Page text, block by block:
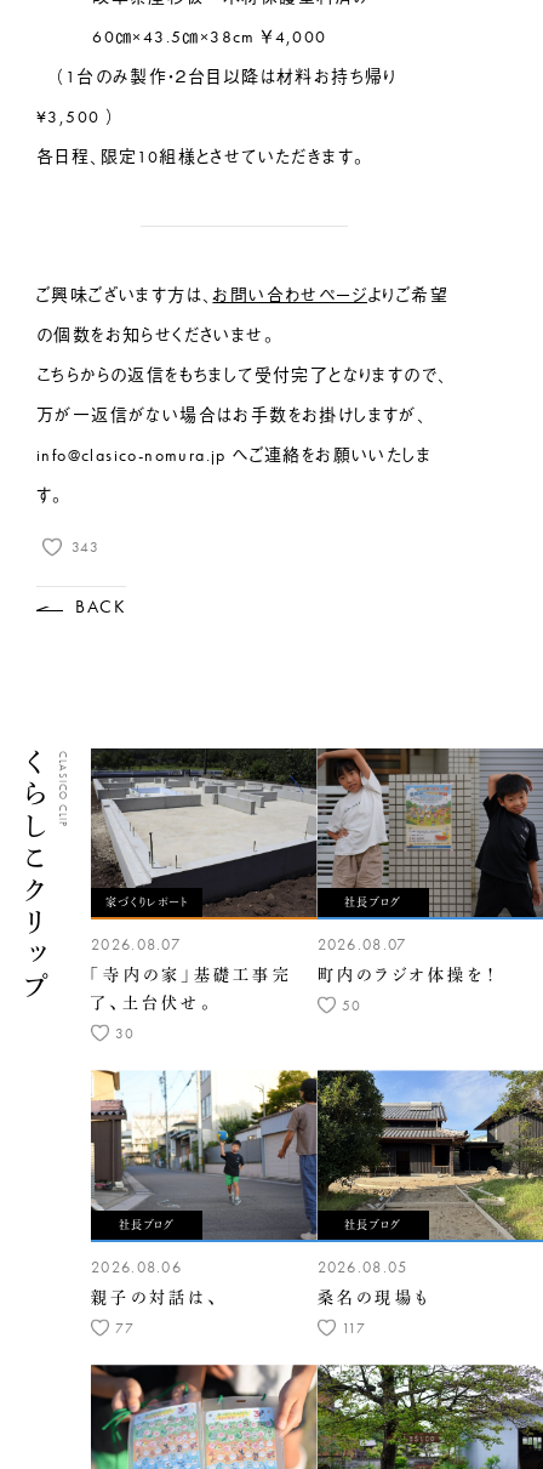
60㎝×43.5㎝×38cm ￥4,000
（1台のみ製作・２台目以降は材料お持ち帰り
¥3,500 ）
各日程、限定10組様とさせていただきます。
ご興味ございます方は、お問い合わせページよりご希望
の個数をお知らせくださいませ。
こちらからの返信をもちまして受付完了となりますので、
万が一返信がない場合はお手数をお掛けしますが、
info@clasico-nomura.jp へご連絡をお願いいたしま
す。
343
BACK
くらしこクリップCLASICO CLIP
家づくりレポート
2026.08.07
「寺内の家」基礎工事完
了、土台伏せ。
30
社長ブログ
2026.08.07
町内のラジオ体操を！
50
社長ブログ
2026.08.06
親子の対話は、
77
社長ブログ
2026.08.05
桑名の現場も
117